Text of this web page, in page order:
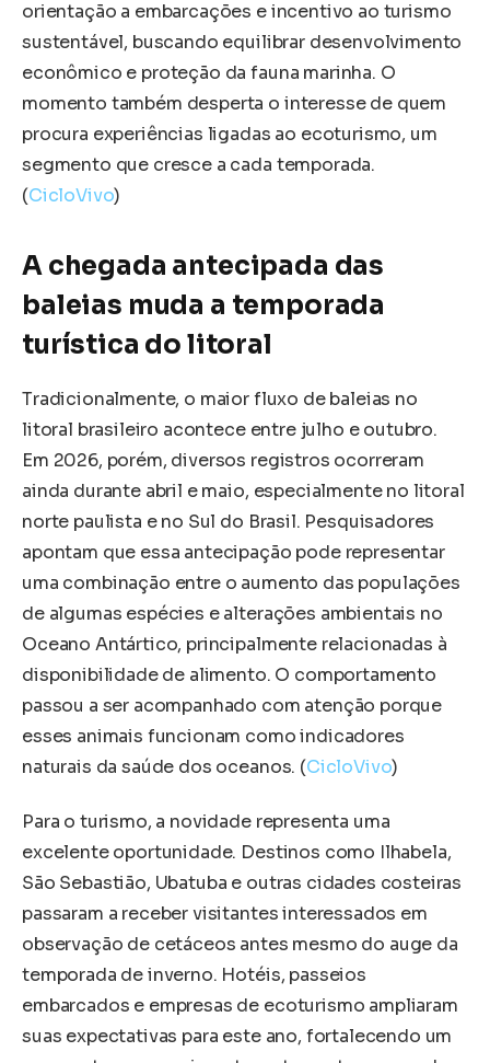
orientação a embarcações e incentivo ao turismo
sustentável, buscando equilibrar desenvolvimento
econômico e proteção da fauna marinha. O
momento também desperta o interesse de quem
procura experiências ligadas ao ecoturismo, um
segmento que cresce a cada temporada.
(CicloVivo)
A chegada antecipada das
baleias muda a temporada
turística do litoral
Tradicionalmente, o maior fluxo de baleias no
litoral brasileiro acontece entre julho e outubro.
Em 2026, porém, diversos registros ocorreram
ainda durante abril e maio, especialmente no litoral
norte paulista e no Sul do Brasil. Pesquisadores
apontam que essa antecipação pode representar
uma combinação entre o aumento das populações
de algumas espécies e alterações ambientais no
Oceano Antártico, principalmente relacionadas à
disponibilidade de alimento. O comportamento
passou a ser acompanhado com atenção porque
esses animais funcionam como indicadores
naturais da saúde dos oceanos. (CicloVivo)
Para o turismo, a novidade representa uma
excelente oportunidade. Destinos como Ilhabela,
São Sebastião, Ubatuba e outras cidades costeiras
passaram a receber visitantes interessados em
observação de cetáceos antes mesmo do auge da
temporada de inverno. Hotéis, passeios
embarcados e empresas de ecoturismo ampliaram
suas expectativas para este ano, fortalecendo um